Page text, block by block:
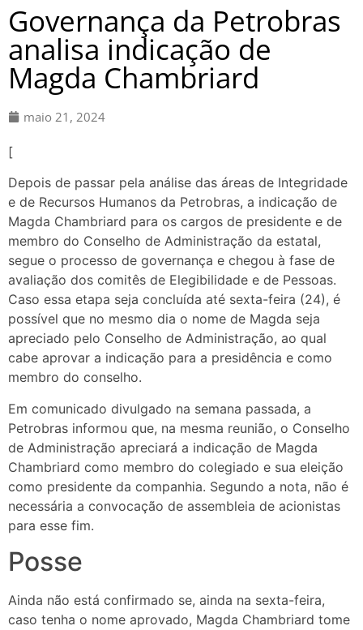
Governança da Petrobras
analisa indicação de
Magda Chambriard
maio 21, 2024
[
Depois de passar pela análise das áreas de Integridade
e de Recursos Humanos da Petrobras, a indicação de
Magda Chambriard para os cargos de presidente e de
membro do Conselho de Administração da estatal,
segue o processo de governança e chegou à fase de
avaliação dos comitês de Elegibilidade e de Pessoas.
Caso essa etapa seja concluída até sexta-feira (24), é
possível que no mesmo dia o nome de Magda seja
apreciado pelo Conselho de Administração, ao qual
cabe aprovar a indicação para a presidência e como
membro do conselho.
Em comunicado divulgado na semana passada, a
Petrobras informou que, na mesma reunião, o Conselho
de Administração apreciará a indicação de Magda
Chambriard como membro do colegiado e sua eleição
como presidente da companhia. Segundo a nota, não é
necessária a convocação de assembleia de acionistas
para esse fim.
Posse
Ainda não está confirmado se, ainda na sexta-feira,
caso tenha o nome aprovado, Magda Chambriard tome